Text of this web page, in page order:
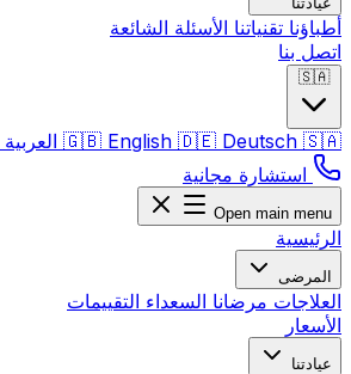
أطباؤنا تقنياتنا الأسئلة الشائعة
اتصل بنا
🇸🇦
🇬🇧 English 🇩🇪 Deutsch 🇸🇦 العربية
استشارة مجانية
Open main menu
الرئيسية
المرضى
العلاجات مرضانا السعداء التقييمات
الأسعار
عيادتنا